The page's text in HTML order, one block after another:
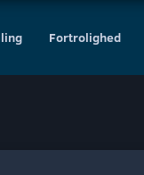
Fortrolighed